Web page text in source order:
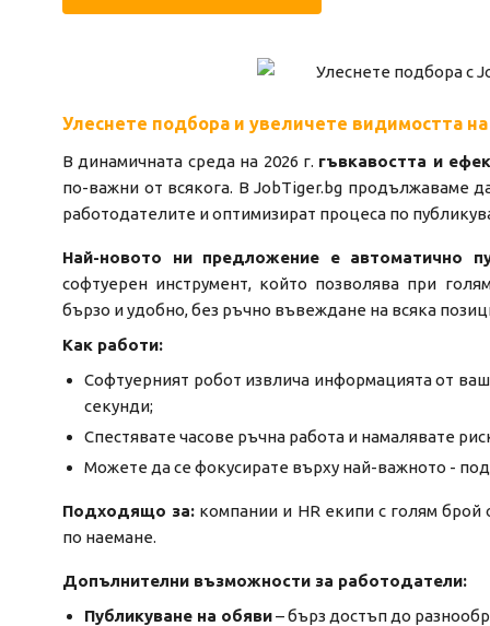
Улеснете подбора и увеличете видимостта
В динамичната среда на 2026 г. гъвкавостта и
по-важни от всякога. В JobTiger.bg продължаваме
работодателите и оптимизират процеса по
Най-новото ни предложение e автоматично
софтуерен инструмент, който позволява при
бързо и удобно, без ръчно въвеждане на всяка
Как работи:
Софтуерният робот извлича информацията от
секунди;
Спестявате часове ръчна работа и намалявате
Можете да се фокусирате върху най-важното -
Подходящо за: компании и HR екипи с голям брой
по наемане.
Допълнителни възможности за работодатели:
Публикуване на обяви– бърз достъп до